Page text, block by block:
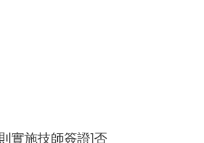
實施技師簽證]否